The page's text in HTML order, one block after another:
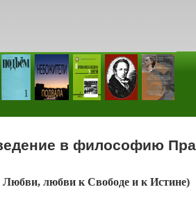
в философию
Любви, любви к Свободе и к Истине)